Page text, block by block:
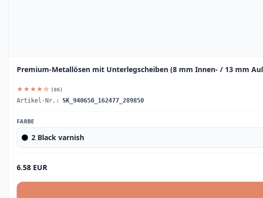
Premium-Metallösen mit Unterlegscheiben (8 mm Innen- / 13 mm
★★★★☆ (86)
Artikel-Nr.: SK_940650_162477_289850
FARBE
2 Black varnish
6.58 EUR